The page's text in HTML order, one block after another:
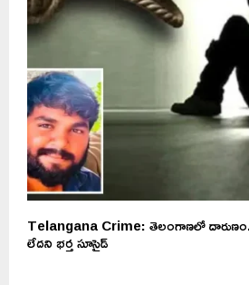
Telangana Crime: తెలంగాణలో
లేదని భర్త సూసైడ్